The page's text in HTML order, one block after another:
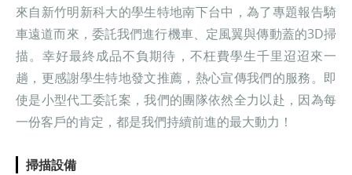
來自新竹明新科大的學生特地南下台中，為了專題報告騎
車遠道而來，委託我們進行機車、定風翼與傳動蓋的3D掃
描。幸好最終成品不負期待，不枉費學生千里迢迢來一
趟，更感謝學生特地發文推薦，熱心宣傳我們的服務。即
使是小型代工委託案，我們的團隊依然全力以赴，因為每
一份客戶的肯定，都是我們持續前進的最大動力！
掃描設備